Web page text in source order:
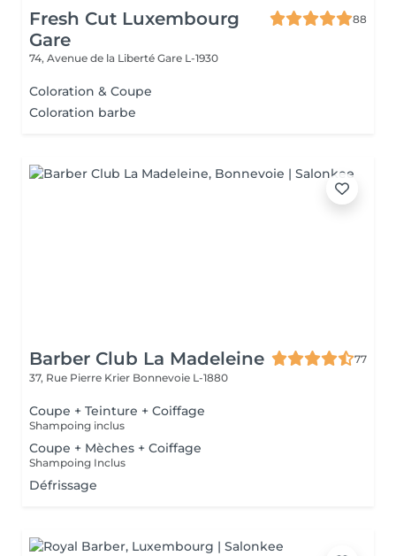
Fresh Cut Luxembourg
Gare
88
74, Avenue de la Liberté Gare L-1930
Coloration & Coupe
Coloration barbe
Barber Club La Madeleine
77
37, Rue Pierre Krier Bonnevoie L-1880
Coupe + Teinture + Coiffage
Shampoing inclus
Coupe + Mèches + Coiffage
Shampoing Inclus
Défrissage